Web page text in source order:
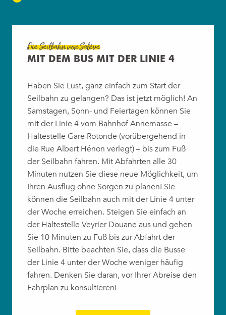
Die Seilbahn von Salève
MIT DEM BUS MIT DER LINIE 4
Haben Sie Lust, ganz einfach zum Start der
Seilbahn zu gelangen? Das ist jetzt möglich! An
Samstagen, Sonn- und Feiertagen können Sie
mit der Linie 4 vom Bahnhof Annemasse –
Haltestelle Gare Rotonde (vorübergehend in
die Rue Albert Hénon verlegt) – bis zum Fuß
der Seilbahn fahren. Mit Abfahrten alle 30
Minuten nutzen Sie diese neue Möglichkeit, um
Ihren Ausflug ohne Sorgen zu planen! Sie
können die Seilbahn auch mit der Linie 4 unter
der Woche erreichen. Steigen Sie einfach an
der Haltestelle Veyrier Douane aus und gehen
Sie 10 Minuten zu Fuß bis zur Abfahrt der
Seilbahn. Bitte beachten Sie, dass die Busse
der Linie 4 unter der Woche weniger häufig
fahren. Denken Sie daran, vor Ihrer Abreise den
Fahrplan zu konsultieren!